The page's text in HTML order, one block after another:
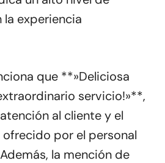
experiencia
que **»Deliciosa
servicio!»**,
al cliente y el
por el personal
la mención de